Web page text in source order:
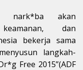
nark*ba akan
dan
bekerja sama
langkah-
Free 2015”(ADF